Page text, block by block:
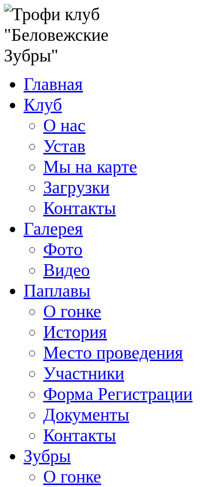
Главная
Клуб
О нас
Устав
Мы на карте
Загрузки
Контакты
Галерея
Фото
Видео
Паплавы
О гонке
История
Место проведения
Участники
Форма Регистрации
Документы
Контакты
Зубры
О гонке